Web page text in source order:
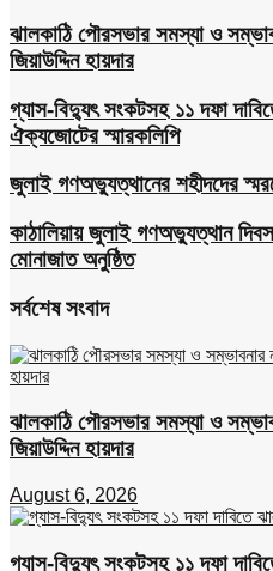
ঝালকাঠি পৌরসভার সমস্যা ও
জিয়াউদ্দিন হায়দার
গ্যাস-বিদ্যুৎ সংকটসহ ১১ দফা
ঐক্যজোটের স্মারকলিপি
জুলাই গণঅভ্যুত্থানের শহীদদের
কাঠালিয়ায় জুলাই গণঅভ্যুত্থান
মোনাজাত অনুষ্ঠিত
সর্বশেষ সংবাদ
ঝালকাঠি পৌরসভার সমস্যা ও
জিয়াউদ্দিন হায়দার
August 6, 2026
গ্যাস-বিদ্যুৎ সংকটসহ ১১ দফা